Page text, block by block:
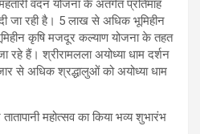
वंदन योजना के अंतर्गत प्रतिमाह
जा रही है। 5 लाख से अधिक भूमिहीन
कृषि मजदूर कल्याण योजना के तहत
रहे हैं। श्रीरामलला अयोध्या धाम दर्शन
से अधिक श्रद्धालुओं को अयोध्या धाम